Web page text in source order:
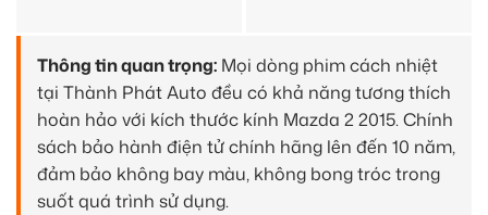
Thông tin quan trọng: Mọi dòng phim cách nhiệt
tại Thành Phát Auto đều có khả năng tương thích
hoàn hảo với kích thước kính Mazda 2 2015. Chính
sách bảo hành điện tử chính hãng lên đến 10 năm,
đảm bảo không bay màu, không bong tróc trong
suốt quá trình sử dụng.